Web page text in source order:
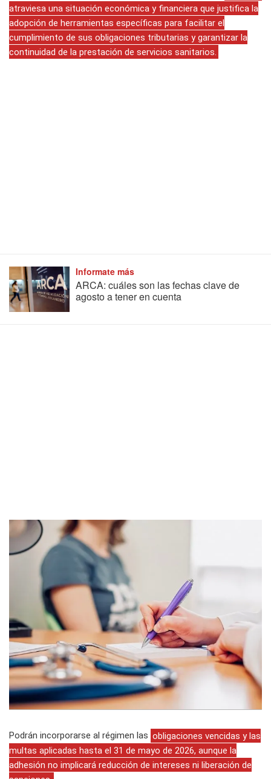
atraviesa una situación económica y financiera que justifica la
adopción de herramientas específicas para facilitar el
cumplimiento de sus obligaciones tributarias y garantizar la
continuidad de la prestación de servicios sanitarios.
Informate más
ARCA: cuáles son las fechas clave de
agosto a tener en cuenta
Podrán incorporarse al régimen las obligaciones vencidas y las
multas aplicadas hasta el 31 de mayo de 2026, aunque la
adhesión no implicará reducción de intereses ni liberación de